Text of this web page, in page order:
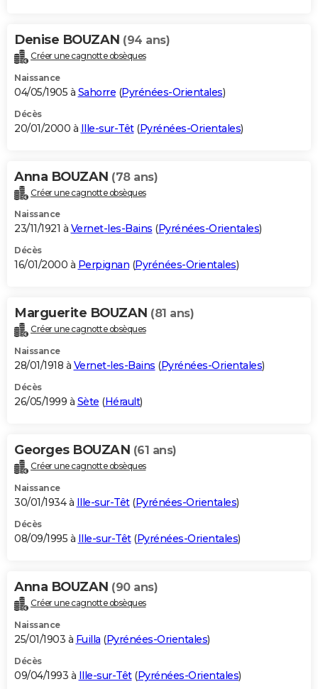
Denise BOUZAN (94 ans)
Créer une cagnotte obsèques
Naissance
04/05/1905 à Sahorre (Pyrénées-Orientales)
Décès
20/01/2000 à Ille-sur-Têt(Pyrénées-Orientales)
Anna BOUZAN (78 ans)
Créer une cagnotte obsèques
Naissance
23/11/1921 à Vernet-les-Bains (Pyrénées-Orientales)
Décès
16/01/2000 à Perpignan (Pyrénées-Orientales)
Marguerite BOUZAN (81 ans)
Créer une cagnotte obsèques
Naissance
28/01/1918 à Vernet-les-Bains (Pyrénées-Orientales)
Décès
26/05/1999 à Sète (Hérault)
Georges BOUZAN (61 ans)
Créer une cagnotte obsèques
Naissance
30/01/1934 à Ille-sur-Têt(Pyrénées-Orientales)
Décès
08/09/1995 à Ille-sur-Têt(Pyrénées-Orientales)
Anna BOUZAN (90 ans)
Créer une cagnotte obsèques
Naissance
25/01/1903 à Fuilla (Pyrénées-Orientales)
Décès
09/04/1993 à Ille-sur-Têt(Pyrénées-Orientales)